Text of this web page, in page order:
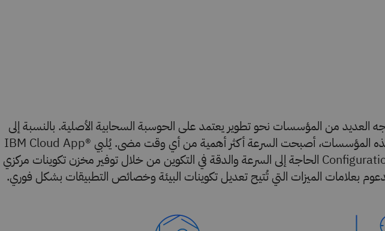
العديد من المؤسسات نحو تطوير يعتمد على الحوسبة السحابية الأصلية. بالنسبة إلى
هذه المؤسسات، أصبحت السرعة أكثر أهمية من أي وقت مضى. يُلبي ®IBM Cloud App
Configuration الحاجة إلى السرعة والدقة في التكوين من خلال توفير مخزن تكوينات مركزي
بعلامات الميزات التي تُتيح تعديل تكوينات البيئة وخصائص التطبيقات بشكل فوري.